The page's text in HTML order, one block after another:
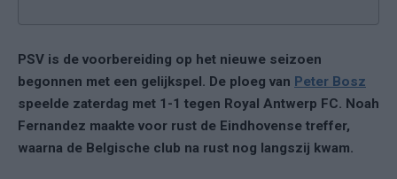
PSV is de voorbereiding op het nieuwe seizoen
begonnen met een gelijkspel. De ploeg van Peter Bosz
speelde zaterdag met 1-1 tegen Royal Antwerp FC. Noah
Fernandez maakte voor rust de Eindhovense treffer,
waarna de Belgische club na rust nog langszij kwam.